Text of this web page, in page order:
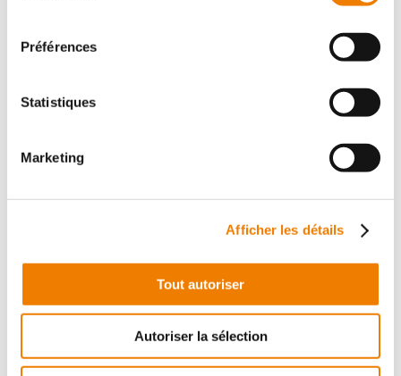
Préférences
Statistiques
Marketing
Afficher les détails
Tout autoriser
Autoriser la sélection